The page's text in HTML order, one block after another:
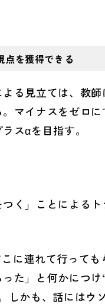
点を獲得できる
る見立ては、教師
マイナスをゼロに
スαを目指す。
つく」ことによる
に連れて行っても
った」と何かにつ
しかも、話にはウ